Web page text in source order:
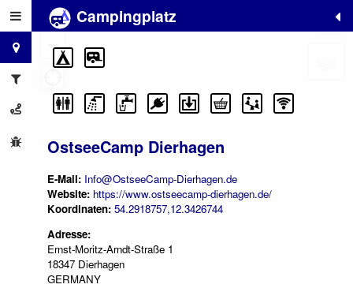
Campingplatz
OstseeCamp Dierhagen
E-Mail: Info@OstseeCamp-Dierhagen.de
Website: https://www.ostseecamp-dierhagen.de/
Koordinaten: 54.2918757,12.3426744
Adresse:
Ernst-Moritz-Arndt-Straße 1
18347 Dierhagen
GERMANY
+
−